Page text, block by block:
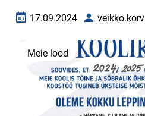
Loomise kuupäev
17.09.2024 Autorveikko.korv
Meie lood